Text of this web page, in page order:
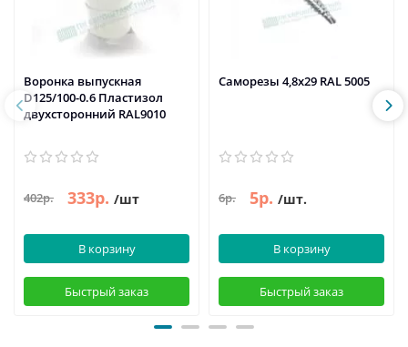
Воронка выпускная
D125/100-0.6 Пластизол
двухсторонний RAL9010
402р. 333р. /шт
В корзину
Быстрый заказ
Саморезы 4,8х29 RAL 5005
6р. 5р. /шт.
В корзину
Быстрый заказ